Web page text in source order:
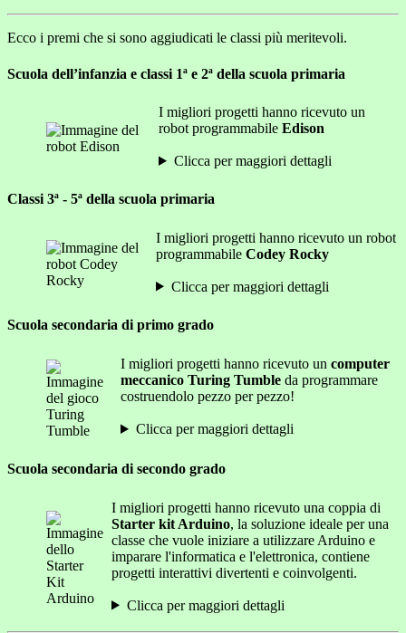
Ecco i premi che si sono aggiudicati le classi più meritevoli.
Scuola dell’infanzia e classi 1ª e 2ª della scuola primaria
I migliori progetti hanno ricevuto un
robot programmabile Edison
Clicca per maggiori dettagli
Classi 3ª - 5ª della scuola primaria
I migliori progetti hanno ricevuto un robot
programmabile Codey Rocky
Clicca per maggiori dettagli
Scuola secondaria di primo grado
I migliori progetti hanno ricevuto un computer
meccanico Turing Tumble da programmare
costruendolo pezzo per pezzo!
Clicca per maggiori dettagli
Scuola secondaria di secondo grado
I migliori progetti hanno ricevuto una coppia di
Starter kit Arduino, la soluzione ideale per una
classe che vuole iniziare a utilizzare Arduino e
imparare l'informatica e l'elettronica, contiene
progetti interattivi divertenti e coinvolgenti.
Clicca per maggiori dettagli